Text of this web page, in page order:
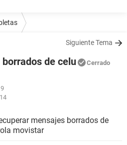
Siguiente Tema
de celu Cerrado
mensajes borrados de
movistar